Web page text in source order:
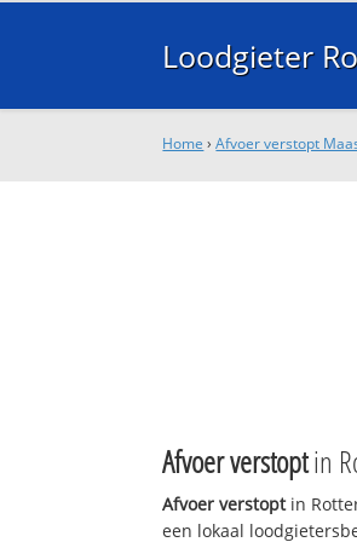
Loodgieter
Home ›Afvoer verstopt
Afvoer verstoptin
Afvoer verstoptin
een lokaal